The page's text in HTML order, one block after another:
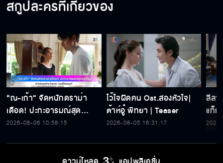
สกู๊ปละครที่เกี่ยวข้อง
“ณ-เก้า” จัดหนักดราม่า
เดือด! ปะทะอารมณ์สุด
กดดัน ฟางเส้นสุดท้าย ใน
2026-08-06 10:58:15
ไว้ใจผิดคน Ost.สองหัวใจ|
ต้าห์อู๋ พิทยา | Teaser
2026-08-05 16:31:17
ลีลา
แท็
ขโม